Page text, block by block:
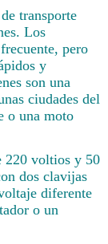
transporte
Los
pero
y
son una
ciudades del
o una moto
220 voltios y 50
dos clavijas
diferente
o un